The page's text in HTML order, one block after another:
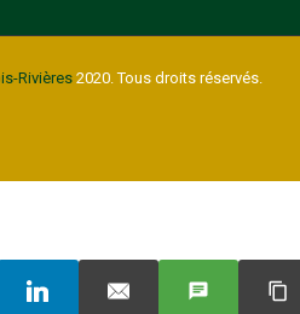
Rivières2020. Tous droits réservés.